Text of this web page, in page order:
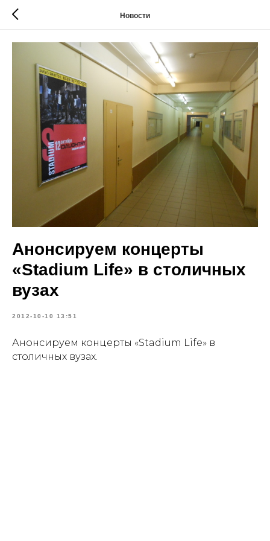
Новости
Анонсируем концерты
«Stadium Life» в столичных
вузах
2012-10-10 13:51
Анонсируем концерты «Stadium Life» в
столичных вузах.